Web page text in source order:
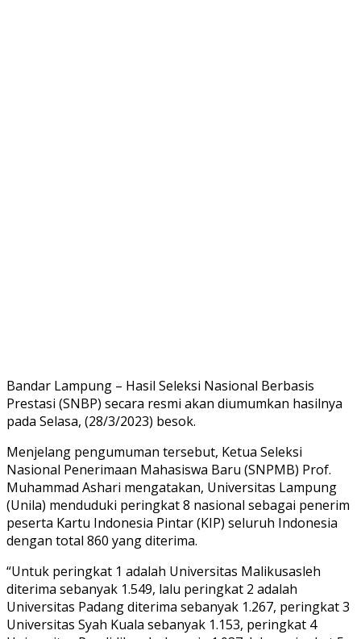
Bandar Lampung – Hasil Seleksi Nasional Berbasis
Prestasi (SNBP) secara resmi akan diumumkan hasilnya
pada Selasa, (28/3/2023) besok.
Menjelang pengumuman tersebut, Ketua Seleksi
Nasional Penerimaan Mahasiswa Baru (SNPMB) Prof.
Muhammad Ashari mengatakan, Universitas Lampung
(Unila) menduduki peringkat 8 nasional sebagai penerim
peserta Kartu Indonesia Pintar (KIP) seluruh Indonesia
dengan total 860 yang diterima.
“Untuk peringkat 1 adalah Universitas Malikusasleh
diterima sebanyak 1.549, lalu peringkat 2 adalah
Universitas Padang diterima sebanyak 1.267, peringkat 3
Universitas Syah Kuala sebanyak 1.153, peringkat 4